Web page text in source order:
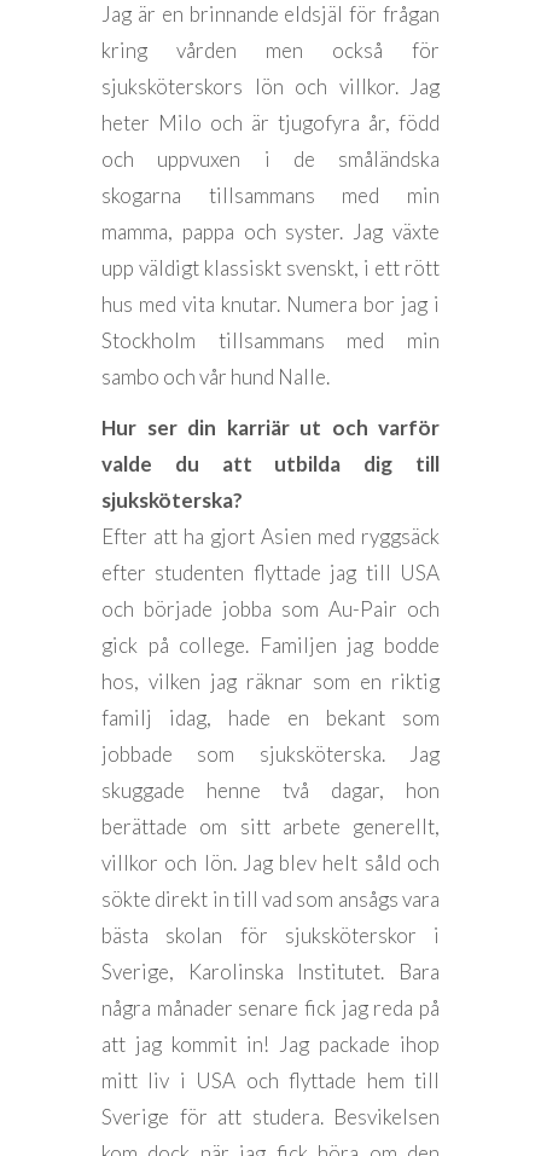
Jag är en brinnande eldsjäl för frågan
kring vården men också för
sjuksköterskors lön och villkor. Jag
heter Milo och är tjugofyra år, född
och uppvuxen i de småländska
skogarna tillsammans med min
mamma, pappa och syster. Jag växte
upp väldigt klassiskt svenskt, i ett rött
hus med vita knutar. Numera bor jag i
Stockholm tillsammans med min
sambo och vår hund Nalle.
Hur ser din karriär ut och varför
valde du att utbilda dig till
sjuksköterska?
Efter att ha gjort Asien med ryggsäck
efter studenten flyttade jag till USA
och började jobba som Au-Pair och
gick på college. Familjen jag bodde
hos, vilken jag räknar som en riktig
familj idag, hade en bekant som
jobbade som sjuksköterska. Jag
skuggade henne två dagar, hon
berättade om sitt arbete generellt,
villkor och lön. Jag blev helt såld och
sökte direkt in till vad som ansågs vara
bästa skolan för sjuksköterskor i
Sverige, Karolinska Institutet. Bara
några månader senare fick jag reda på
att jag kommit in! Jag packade ihop
mitt liv i USA och flyttade hem till
Sverige för att studera. Besvikelsen